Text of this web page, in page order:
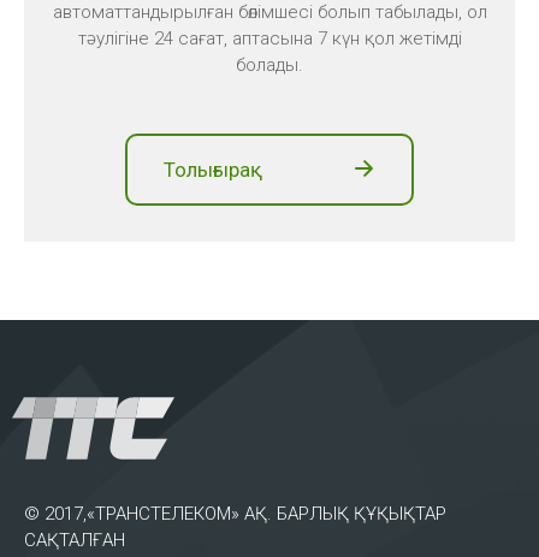
автоматтандырылған бөлімшесі болып табылады, ол
тәулігіне 24 сағат, аптасына 7 күн қол жетімді
болады.
Толығырақ
© 2017,«ТРАНСТЕЛЕКОМ» АҚ. БАРЛЫҚ ҚҰҚЫҚТАР
САҚТАЛҒАН